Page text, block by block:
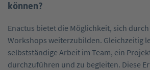
können?
Enactus bietet die Möglichkeit, sich
Workshops weiterzubilden. Gleichzeitig
selbstständige Arbeit im Team, ein
durchzuführen und zu begleiten. Diese